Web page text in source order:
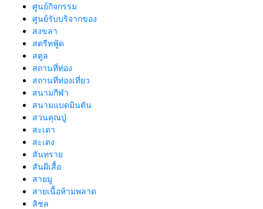
ศูนย์กิจกรรม
ศูนย์รับบริจากของ
สงขลา
สตรีทฟู้ด
สตูล
สถานที่ท่อง
สถานที่ท่องเที่ยว
สนามกีฬา
สนามแบดมินตัน
สวนคุณปู่
สะเดา
สะเตง
สันทราย
สันผีเสื้อ
สายมู
สายเนื้อห้ามพลาด
สิชล